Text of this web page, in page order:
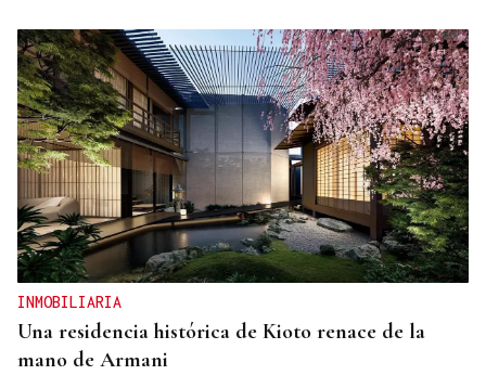
INMOBILIARIA
Una residencia histórica de Kioto renace de la
mano de Armani